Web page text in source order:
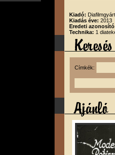
Kiadó:
Kiadás éve: 2013
Eredeti
Technika: 1
Címkék: